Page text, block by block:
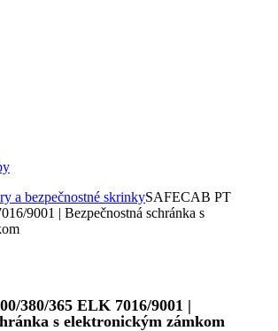
a bezpečnostné skrinkySAFECAB PT
9001 | Bezpečnostná schránka s
380/365 ELK 7016/9001 |
s elektronickým zámkom